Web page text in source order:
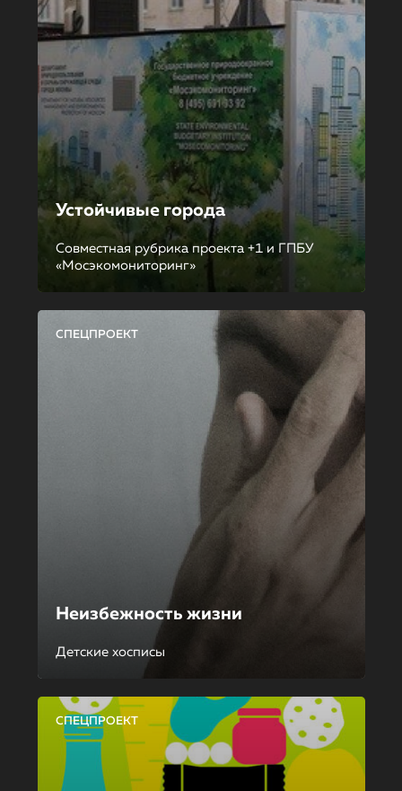
Устойчивые города
Совместная рубрика проекта +1 и ГПБУ
«Мосэкомониторинг»
СПЕЦПРОЕКТ
Неизбежность жизни
Детские хосписы
СПЕЦПРОЕКТ